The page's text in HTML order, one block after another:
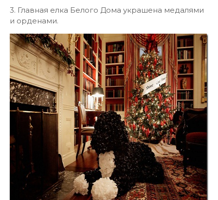
3. Главная елка Белого Дома украшена медалями
и орденами.